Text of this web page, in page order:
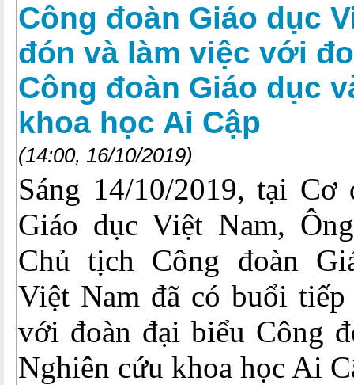
Công đoàn Giáo dục
đón và làm việc với
Công đoàn Giáo dục
khoa học Ai Cập
(14:00, 16/10/2019)
Sáng 14/10/2019, tại Cơ
Giáo dục Việt Nam,
Chủ tịch Công đoàn
Việt Nam đã có buổi
với đoàn đại biểu Công
Nghiên cứu khoa học Ai